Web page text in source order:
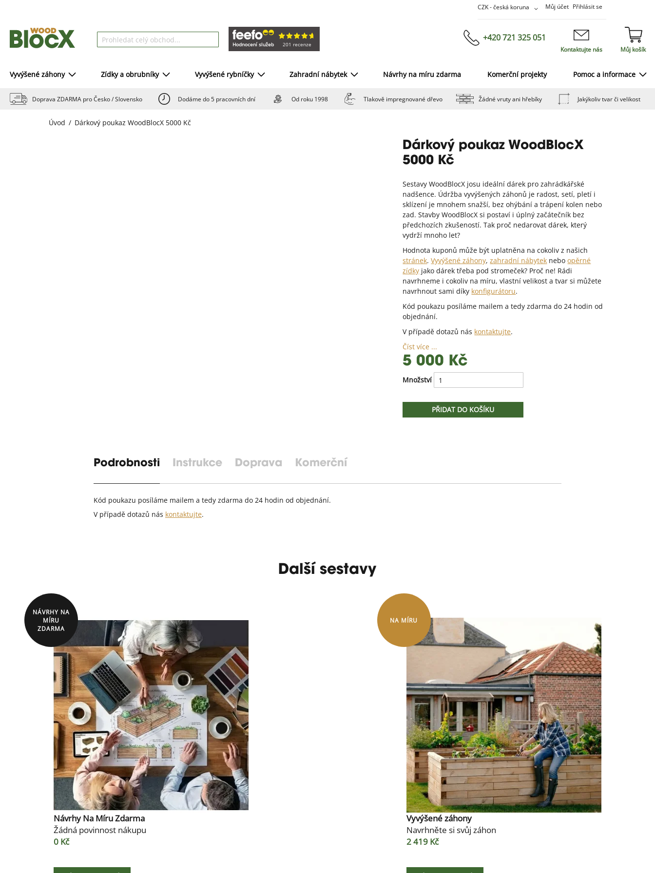
Můj účet Přihlásit se
Přejít
Měna
CZK - česká koruna
Můj košík
Hodnocení služeb 201 recenze
+420 721 325 051
Kontaktujte nás
Vyvýšené záhony Zídky a obrubníky Vyvýšené rybníčky Zahradní nábytek Návrhy na míru zdarma Komerční projekty Pomoc a informace
Doprava ZDARMA pro Česko / Slovensko Dodáme do 5 pracovních dní Od roku 1998 Tlakově impregnované dřevo Žádné vruty ani hřebíky Jakýkoliv tvar či velikost
Úvod Dárkový poukaz WoodBlocX 5000 Kč
Dárkový poukaz WoodBlocX
5000 Kč
Sestavy WoodBlocX josu ideální dárek pro zahrádkářské
nadšence. Údržba vyvýšených záhonů je radost, setí, pletí i
sklízení je mnohem snažší, bez ohýbání a trápení kolen nebo
zad. Stavby WoodBlocX si postaví i úplný začátečník bez
předchozích zkušeností. Tak proč nedarovat dárek, který
vydrží mnoho let?
Hodnota kuponů může být uplatněna na cokoliv z našich
stránek.Vyvýšené záhony,zahradní nábytek neboopěrné
zídky jako dárek třeba pod stromeček? Proč ne! Rádi
navrhneme i cokoliv na míru, vlastní velikost a tvar si můžete
navrhnout sami díky konfigurátoru.
Kód poukazu posíláme mailem a tedy zdarma do 24 hodin od
objednání.
V případě dotazů nás kontaktujte.
Číst více ...
5 000 Kč
Množství
PŘIDAT DO KOŠÍKU
Podrobnosti
Kód poukazu posíláme mailem a tedy zdarma do 24 hodin od objednání.
V případě dotazů nás kontaktujte.
Instrukce Doprava Komerční
Další sestavy
NÁVRHY NA
MÍRU
ZDARMA
Návrhy Na Míru Zdarma
Žádná povinnost nákupu
0 Kč
NA MÍRU
Vyvýšené záhony
Navrhněte si svůj záhon
2 419 Kč